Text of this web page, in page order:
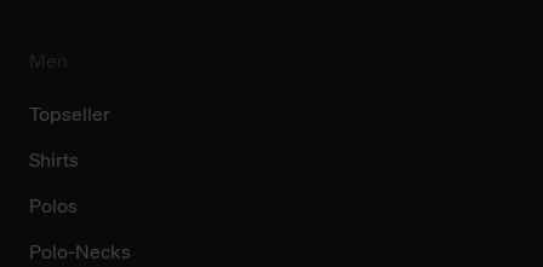
Topseller
Shirts
Polos
Polo-Necks